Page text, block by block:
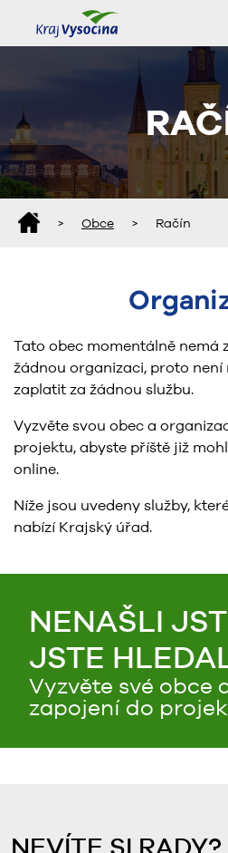
> Obce > Račín
Tato obec momentálně nemá
žádnou organizaci, proto není
zaplatit za žádnou službu.
Vyzvěte svou obec a
projektu, abyste příště již
online.
Níže jsou uvedeny služby,
nabízí Krajský úřad.
NENAŠLI
JSTE
Vyzvěte své obce
zapojení do
NEVÍTE SI RADY?